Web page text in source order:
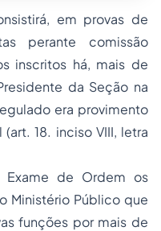
em provas de
perante comissão
inscritos há, mais de
da Seção na
era provimento
18. inciso VIII, letra
Exame de Ordem os
Ministério Público que
funções por mais de